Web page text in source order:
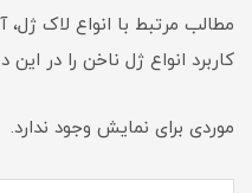
مطالب مرتبط با انواع لاک
کاربرد انواع ژل ناخن را در
موردی برای نمایش وجود ندارد.